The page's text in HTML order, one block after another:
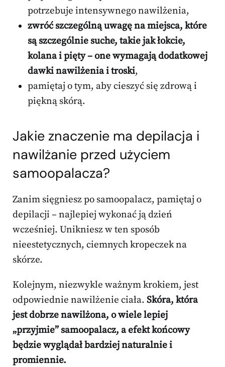
potrzebuje intensywnego nawilżenia,
zwróć szczególną uwagę na miejsca, które
są szczególnie suche, takie jak łokcie,
kolana i pięty – one wymagają dodatkowej
dawki nawilżenia i troski,
pamiętaj o tym, aby cieszyć się zdrową i
piękną skórą.
Jakie znaczenie ma depilacja i
nawilżanie przed użyciem
samoopalacza?
Zanim sięgniesz po samoopalacz, pamiętaj o
depilacji – najlepiej wykonać ją dzień
wcześniej. Unikniesz w ten sposób
nieestetycznych, ciemnych kropeczek na
skórze.
Kolejnym, niezwykle ważnym krokiem, jest
odpowiednie nawilżenie ciała. Skóra, która
jest dobrze nawilżona, o wiele lepiej
„przyjmie” samoopalacz, a efekt końcowy
będzie wyglądał bardziej naturalnie i
promiennie.